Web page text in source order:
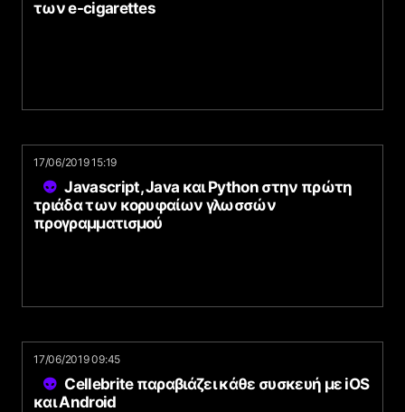
των e-cigarettes
17/06/2019 15:19
Javascript, Java και Python στην πρώτη
τριάδα των κορυφαίων γλωσσών
προγραμματισμού
17/06/2019 09:45
Cellebrite παραβιάζει κάθε συσκευή με iOS
και Android